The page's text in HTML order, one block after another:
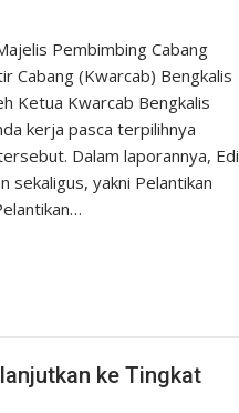
Pembimbing Cabang
Cabang (Kwarcab) Bengkalis
Ketua Kwarcab Bengkalis
kerja pasca terpilihnya
Dalam laporannya, Edi
sekaligus, yakni Pelantikan
ke Tingkat